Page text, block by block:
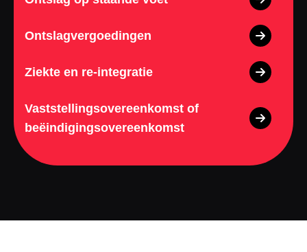
Ontslagvergoedingen
Ziekte en re-integratie
Vaststellingsovereenkomst of
beëindigingsovereenkomst